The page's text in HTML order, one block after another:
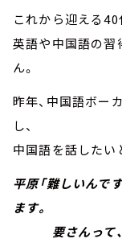
これから迎える40
英語や中国語の習
ん。
昨年、中国語ボー
し、
中国語を話したい
平原「難しいんで
ます。
要さんって、